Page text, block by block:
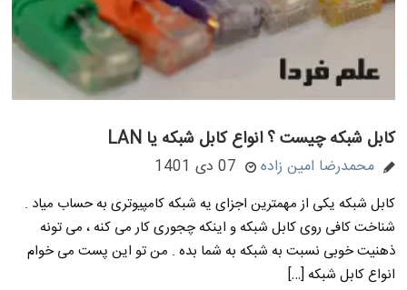
کابل شبکه چیست ؟ انواع کابل شبکه یا LAN
محمدرضا امین زاده 07 دی 1401
کابل شبکه یکی از مهمترین اجزای یه شبکه کامپیوتری به حساب میاد .
شناخت کافی روی کابل شبکه و اینکه چجوری کار می کنه ، می تونه
ذهنیت خوبی نسبت به شبکه به شما بده . من تو این پست می خوام
انواع کابل شبکه […]